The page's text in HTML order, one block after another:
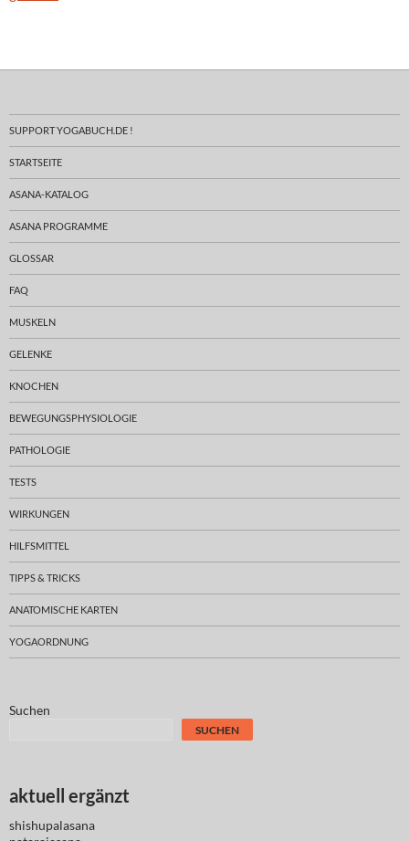
SUPPORT YOGABUCH.DE !
STARTSEITE
ASANA-KATALOG
ASANA PROGRAMME
GLOSSAR
FAQ
MUSKELN
GELENKE
KNOCHEN
BEWEGUNGSPHYSIOLOGIE
PATHOLOGIE
TESTS
WIRKUNGEN
HILFSMITTEL
TIPPS & TRICKS
ANATOMISCHE KARTEN
YOGAORDNUNG
Suchen
SUCHEN
aktuell ergänzt
shishupalasana